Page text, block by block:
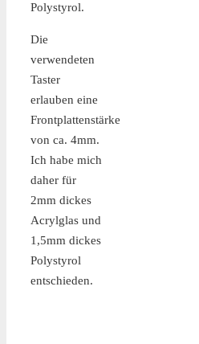
Polystyrol.
Die
verwendeten
Taster
erlauben eine
Frontplattenstärke
von ca. 4mm.
Ich habe mich
daher für
2mm dickes
Acrylglas und
1,5mm dickes
Polystyrol
entschieden.